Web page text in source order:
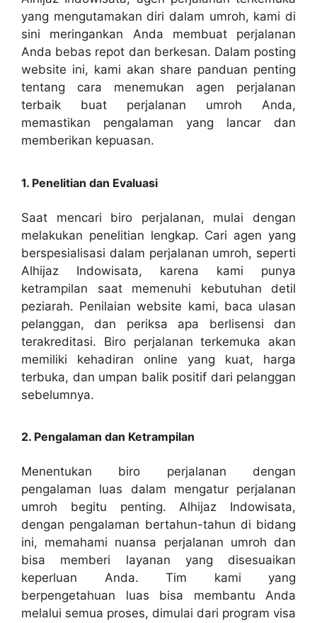
yang mengutamakan diri dalam umroh, kami di
sini meringankan Anda membuat perjalanan
Anda bebas repot dan berkesan. Dalam posting
website ini, kami akan share panduan penting
tentang cara menemukan agen perjalanan
terbaik buat perjalanan umroh Anda,
memastikan pengalaman yang lancar dan
memberikan kepuasan.
1. Penelitian dan Evaluasi
Saat mencari biro perjalanan, mulai dengan
melakukan penelitian lengkap. Cari agen yang
berspesialisasi dalam perjalanan umroh, seperti
Alhijaz Indowisata, karena kami punya
ketrampilan saat memenuhi kebutuhan detil
peziarah. Penilaian website kami, baca ulasan
pelanggan, dan periksa apa berlisensi dan
terakreditasi. Biro perjalanan terkemuka akan
memiliki kehadiran online yang kuat, harga
terbuka, dan umpan balik positif dari pelanggan
sebelumnya.
2. Pengalaman dan Ketrampilan
Menentukan biro perjalanan dengan
pengalaman luas dalam mengatur perjalanan
umroh begitu penting. Alhijaz Indowisata,
dengan pengalaman bertahun-tahun di bidang
ini, memahami nuansa perjalanan umroh dan
bisa memberi layanan yang disesuaikan
keperluan Anda. Tim kami yang
berpengetahuan luas bisa membantu Anda
melalui semua proses, dimulai dari program visa